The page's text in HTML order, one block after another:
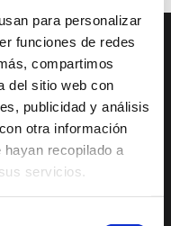
para personalizar
funciones de redes
compartimos
del sitio web con
publicidad y análisis
otra información
recopilado a
servicios.